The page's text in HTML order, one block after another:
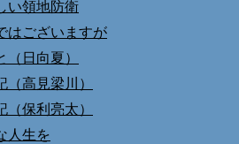
い領地防衛
はございますが
日向夏）
高見梁川）
（保利亮太）
人生を